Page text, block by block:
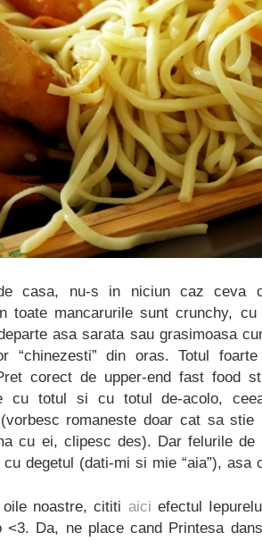
casa, nu-s in niciun caz ceva
toate mancarurile sunt crunchy,
asa sarata sau grasimoasa
“chinezesti” din oras. Totul
corect de upper-end fast food
cu totul si cu totul de-acolo,
romaneste doar cat sa
cu ei, clipesc des). Dar felurile de
degetul (dati-mi si mie “aia”), asa
noastre, cititi aici efectul
<3. Da, ne place cand Printesa